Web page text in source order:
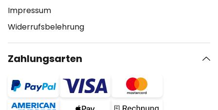
Impressum
Widerrufsbelehrung
Zahlungsarten